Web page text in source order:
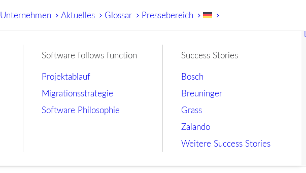
Unternehmen Aktuelles Glossar Pressebereich
Software follows function
Projektablauf
Migrationsstrategie
Software Philosophie
Success Stories
Bosch
Breuninger
Grass
Zalando
Weitere Success Stories